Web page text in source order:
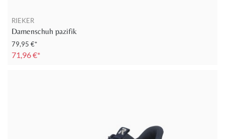
RIEKER
Damenschuh pazifik
79,95 €*
71,96 €*